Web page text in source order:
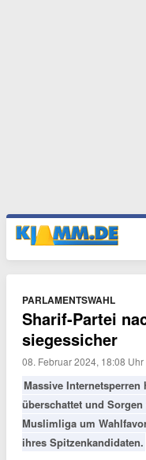
PARLAMENTSWAHL
Sharif-Partei
siegessicher
08. Februar 2024, 18:08 Uhr
Massive Internetsperren
überschattet und
Muslimliga um
ihres Spitzenkandidaten.